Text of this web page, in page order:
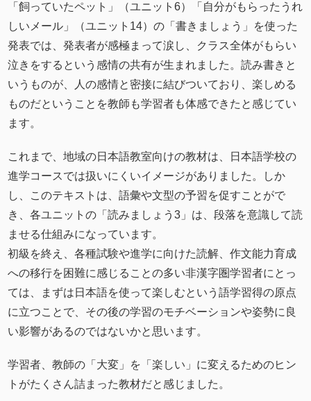
「飼っていたペット」（ユニット6）「自分がもらったうれ
しいメール」（ユニット14）の「書きましょう」を使った
発表では、発表者が感極まって涙し、クラス全体がもらい
泣きをするという感情の共有が生まれました。読み書きと
いうものが、人の感情と密接に結びついており、楽しめる
ものだということを教師も学習者も体感できたと感じてい
ます。
これまで、地域の日本語教室向けの教材は、日本語学校の
進学コースでは扱いにくいイメージがありました。しか
し、このテキストは、語彙や文型の予習を促すことがで
き、各ユニットの「読みましょう3」は、段落を意識して読
ませる仕組みになっています。
初級を終え、各種試験や進学に向けた読解、作文能力育成
への移行を困難に感じることの多い非漢字圏学習者にとっ
ては、まずは日本語を使って楽しむという語学習得の原点
に立つことで、その後の学習のモチベーションや姿勢に良
い影響があるのではないかと思います。
学習者、教師の「大変」を「楽しい」に変えるためのヒン
トがたくさん詰まった教材だと感じました。